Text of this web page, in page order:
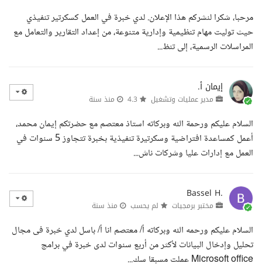
مرحبا، شكرا لنشركم هذا الإعلان. لدي خبرة في العمل كسكرتير تنفيذي
حيث توليت مهام تنظيمية وإدارية متنوعة، من إعداد التقارير والتعامل مع
المراسلات الرسمية، إلى تنظ...
إيمان أ.
مدير عمليات وتشغيل منذ سنة
السلام عليكم ورحمة الله وبركاته استاذ معتصم مع حضرتكم إيمان محمد،
أعمل كمساعدة افتراضية وسكرتيرة تنفيذية بخبرة تتجاوز 5 سنوات في
العمل مع إدارات عليا وشركات ناش...
Bassel H.
مختبر برمجيات لم يحسب منذ سنة
السلام عليكم ورحمه الله وبركاته أ/ معتصم انا أ/ باسل لدي خبرة فى مجال
تحليل وإدخال البيانات لأكثر من أربع سنوات لدى خبرة في برامج
Microsoft office عملت مسبقا سك...